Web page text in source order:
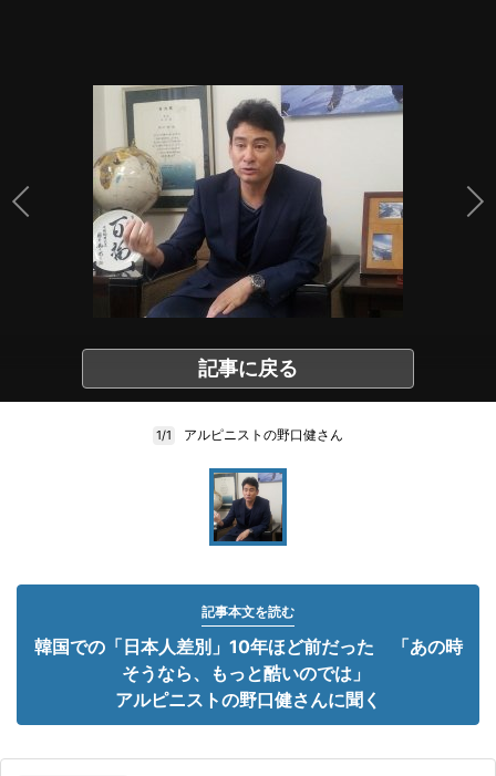
記事に戻る
1/1 アルピニストの野口健さん
記事本文を読む
韓国での「日本人差別」10年ほど前だった 「あの時
そうなら、もっと酷いのでは」
アルピニストの野口健さんに聞く